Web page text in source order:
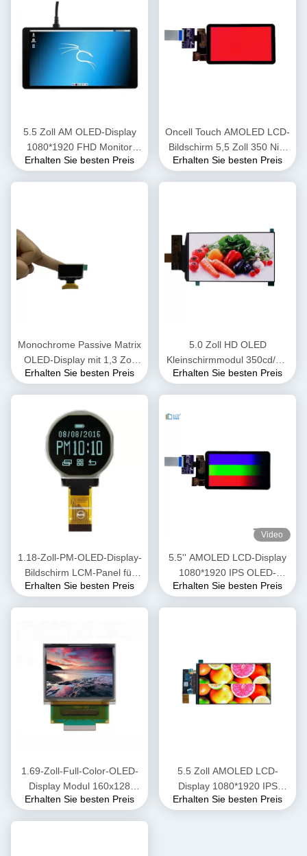
5.5 Zoll AM OLED-Display
1080*1920 FHD Monitor
OEM ODM
Erhalten Sie besten Preis
Oncell Touch AMOLED LCD-
Bildschirm 5,5 Zoll 350 Nits
Auflösung 1440*2560
Erhalten Sie besten Preis
Monochrome Passive Matrix
OLED-Display mit 1,3 Zoll
OLED-Arduino TFT-LCD
Erhalten Sie besten Preis
5.0 Zoll HD OLED
Kleinschirmmodul 350cd/M2
720*1280 Pixel
Erhalten Sie besten Preis
1.18-Zoll-PM-OLED-Display-
Bildschirm LCM-Panel für
Smart Watch
Erhalten Sie besten Preis
Video
5.5'' AMOLED LCD-Display
1080*1920 IPS OLED-
Bildschirm MIPI-Schnittstelle
Erhalten Sie besten Preis
1.69-Zoll-Full-Color-OLED-
Display Modul 160x128
Auflösung 4,5 g
Erhalten Sie besten Preis
5.5 Zoll AMOLED LCD-
Display 1080*1920 IPS
OLED-Bildschirm 350cd/M2
Erhalten Sie besten Preis